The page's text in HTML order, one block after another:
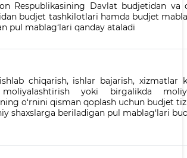
Respublikasining Davlat budjetidan va
budjet tashkilotlari hamda budjet
pul mablag‘lari qanday ataladi
chiqarish, ishlar bajarish, xizmatlar
yoki birgalikda
o‘rnini qisman qoplash uchun budjet
shaxslarga beriladigan pul mablag‘lari